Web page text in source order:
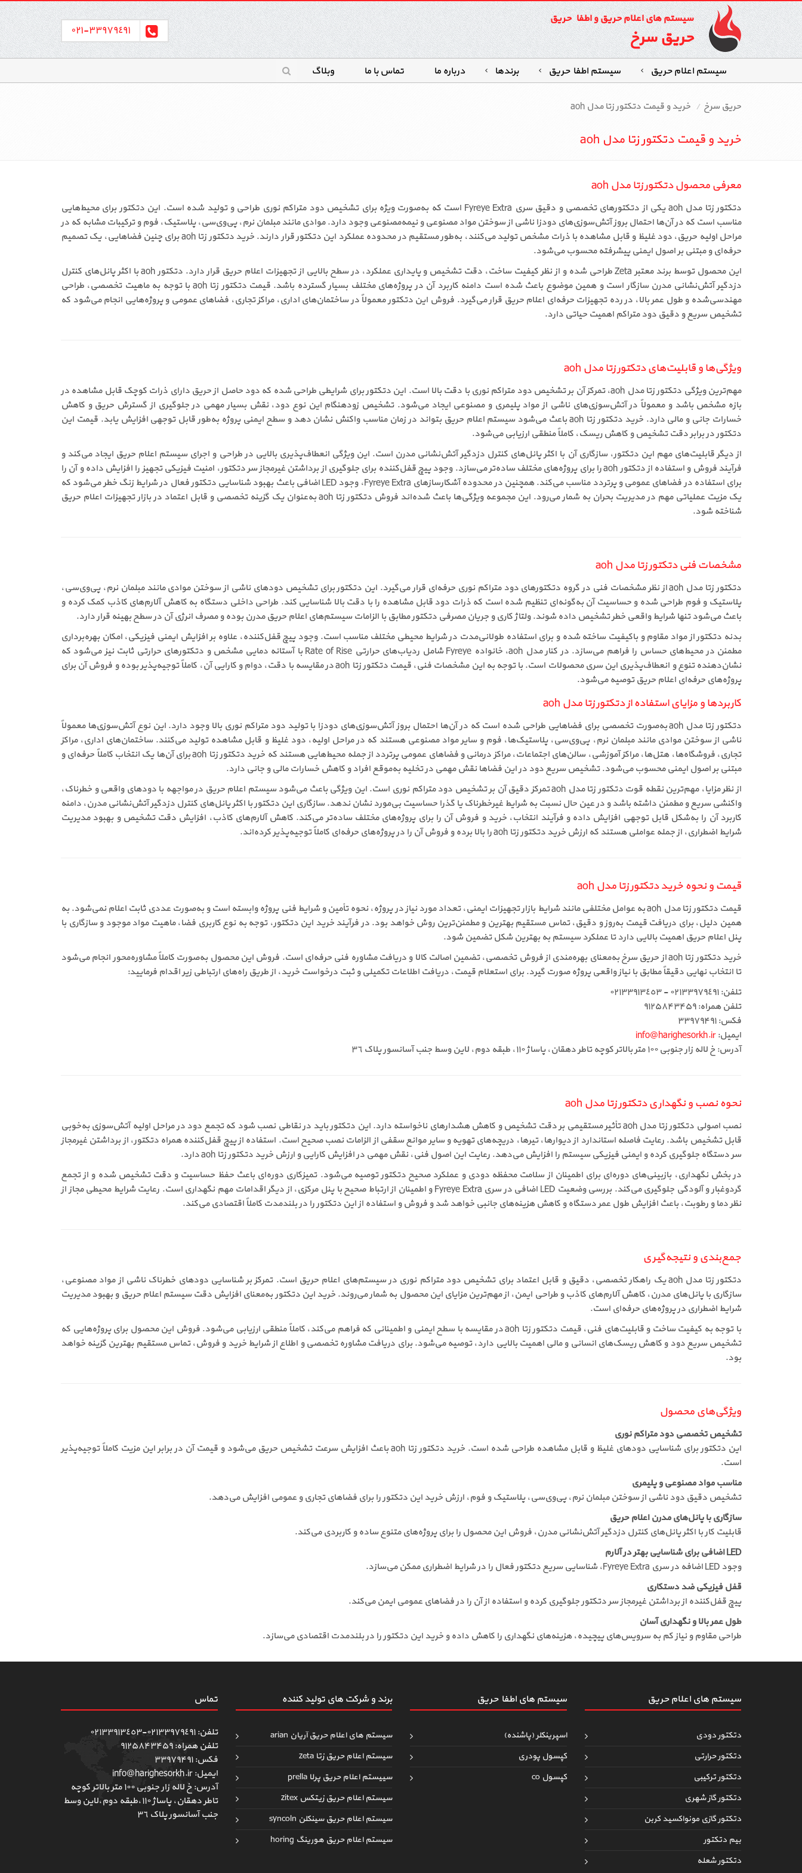
سیستم های اعلام حریق و اطفاء حریق
حریق سرخ ٣٣٩٧٩٤٩١-٠٢١
سیستم اعلام حریق سیستم اطفاءحریق برندها درباره ما تماس با ما وبلاگ
حریق سرخ خرید و قیمت دتکتور زتا مدل aoh
خرید و قیمت دتکتور زتا مدل aoh
معرفی محصول دتکتور زتا مدل aoh
دتکتور زتا مدل aoh یکی از دتکتورهای تخصصی و دقیق سری Fyreye Extra است که به‌صورت ویژه برای تشخیص دود متراکم نوری طراحی و تولید شده است. این دتکتور برای محیط‌هایی
مناسب است که در آن‌ها احتمال بروز آتش‌سوزی‌های دودزا ناشی از سوختن مواد مصنوعی و نیمه‌مصنوعی وجود دارد. موادی مانند مبلمان نرم، پی‌وی‌سی، پلاستیک، فوم و ترکیبات مشابه که در
مراحل اولیه حریق، دود غلیظ و قابل مشاهده با ذرات مشخص تولید می‌کنند، به‌طور مستقیم در محدوده عملکرد این دتکتور قرار دارند. خرید دتکتور زتا aoh برای چنین فضاهایی، یک تصمیم
حرفه‌ای و مبتنی بر اصول ایمنی پیشرفته محسوب می‌شود.
این محصول توسط برند معتبر Zeta طراحی شده و از نظر کیفیت ساخت، دقت تشخیص و پایداری عملکرد، در سطح بالایی از تجهیزات اعلام حریق قرار دارد. دتکتور aoh با اکثر پانل‌های کنترل
دزدگیر آتش‌نشانی مدرن سازگار است و همین موضوع باعث شده است دامنه کاربرد آن در پروژه‌های مختلف بسیار گسترده باشد. قیمت دتکتور زتا aoh با توجه به ماهیت تخصصی، طراحی
مهندسی‌شده و طول عمر بالا، در رده تجهیزات حرفه‌ای اعلام حریق قرار می‌گیرد. فروش این دتکتور معمولاً در ساختمان‌های اداری، مراکز تجاری، فضاهای عمومی و پروژه‌هایی انجام می‌شود که
تشخیص سریع و دقیق دود متراکم اهمیت حیاتی دارد.
ویژگی‌ها و قابلیت‌های دتکتور زتا مدل aoh
مهم‌ترین ویژگی دتکتور زتا مدل aoh، تمرکز آن بر تشخیص دود متراکم نوری با دقت بالا است. این دتکتور برای شرایطی طراحی شده که دود حاصل از حریق دارای ذرات کوچک قابل مشاهده در
بازه مشخص باشد و معمولاً در آتش‌سوزی‌های ناشی از مواد پلیمری و مصنوعی ایجاد می‌شود. تشخیص زودهنگام این نوع دود، نقش بسیار مهمی در جلوگیری از گسترش حریق و کاهش
خسارات جانی و مالی دارد. خرید دتکتور زتا aoh باعث می‌شود سیستم اعلام حریق بتواند در زمان مناسب واکنش نشان دهد و سطح ایمنی پروژه به‌طور قابل توجهی افزایش یابد. قیمت این
دتکتور در برابر دقت تشخیص و کاهش ریسک، کاملاً منطقی ارزیابی می‌شود.
از دیگر قابلیت‌های مهم این دتکتور، سازگاری آن با اکثر پانل‌های کنترل دزدگیر آتش‌نشانی مدرن است. این ویژگی انعطاف‌پذیری بالایی در طراحی و اجرای سیستم اعلام حریق ایجاد می‌کند و
فرآیند فروش و استفاده از دتکتور aoh را برای پروژه‌های مختلف ساده‌تر می‌سازد. وجود پیچ قفل‌کننده برای جلوگیری از برداشتن غیرمجاز سر دتکتور، امنیت فیزیکی تجهیز را افزایش داده و آن را
برای استفاده در فضاهای عمومی و پرتردد مناسب می‌کند. همچنین در محدوده آشکارسازهای Fyreye Extra، وجود LED اضافی باعث بهبود شناسایی دتکتور فعال در شرایط زنگ خطر می‌شود که
یک مزیت عملیاتی مهم در مدیریت بحران به شمار می‌رود. این مجموعه ویژگی‌ها باعث شده‌اند فروش دتکتور زتا aoh به‌عنوان یک گزینه تخصصی و قابل اعتماد در بازار تجهیزات اعلام حریق
شناخته شود.
مشخصات فنی دتکتور زتا مدل aoh
دتکتور زتا مدل aoh از نظر مشخصات فنی در گروه دتکتورهای دود متراکم نوری حرفه‌ای قرار می‌گیرد. این دتکتور برای تشخیص دودهای ناشی از سوختن موادی مانند مبلمان نرم، پی‌وی‌سی،
پلاستیک و فوم طراحی شده و حساسیت آن به‌گونه‌ای تنظیم شده است که ذرات دود قابل مشاهده را با دقت بالا شناسایی کند. طراحی داخلی دستگاه به کاهش آلارم‌های کاذب کمک کرده و
باعث می‌شود تنها شرایط واقعی خطر تشخیص داده شوند. ولتاژ کاری و جریان مصرفی دتکتور مطابق با الزامات سیستم‌های اعلام حریق مدرن بوده و مصرف انرژی آن در سطح بهینه قرار دارد.
بدنه دتکتور از مواد مقاوم و باکیفیت ساخته شده و برای استفاده طولانی‌مدت در شرایط محیطی مختلف مناسب است. وجود پیچ قفل‌کننده، علاوه بر افزایش ایمنی فیزیکی، امکان بهره‌برداری
مطمئن در محیط‌های حساس را فراهم می‌سازد. در کنار مدل aoh، خانواده Fyreye شامل ردیاب‌های حرارتی Rate of Rise با آستانه دمایی مشخص و دتکتورهای حرارتی ثابت نیز می‌شود که
نشان‌دهنده تنوع و انعطاف‌پذیری این سری محصولات است. با توجه به این مشخصات فنی، قیمت دتکتور زتا aoh در مقایسه با دقت، دوام و کارایی آن، کاملاً توجیه‌پذیر بوده و فروش آن برای
پروژه‌های حرفه‌ای اعلام حریق توصیه می‌شود.
کاربردها و مزایای استفاده از دتکتور زتا مدل aoh
دتکتور زتا مدل aoh به‌صورت تخصصی برای فضاهایی طراحی شده است که در آن‌ها احتمال بروز آتش‌سوزی‌های دودزا با تولید دود متراکم نوری بالا وجود دارد. این نوع آتش‌سوزی‌ها معمولاً
ناشی از سوختن موادی مانند مبلمان نرم، پی‌وی‌سی، پلاستیک‌ها، فوم و سایر مواد مصنوعی هستند که در مراحل اولیه، دود غلیظ و قابل مشاهده تولید می‌کنند. ساختمان‌های اداری، مراکز
تجاری، فروشگاه‌ها، هتل‌ها، مراکز آموزشی، سالن‌های اجتماعات، مراکز درمانی و فضاهای عمومی پرتردد از جمله محیط‌هایی هستند که خرید دتکتور زتا aoh برای آن‌ها یک انتخاب کاملاً حرفه‌ای و
مبتنی بر اصول ایمنی محسوب می‌شود. تشخیص سریع دود در این فضاها نقش مهمی در تخلیه به‌موقع افراد و کاهش خسارات مالی و جانی دارد.
از نظر مزایا، مهم‌ترین نقطه قوت دتکتور زتا مدل aoh تمرکز دقیق آن بر تشخیص دود متراکم نوری است. این ویژگی باعث می‌شود سیستم اعلام حریق در مواجهه با دودهای واقعی و خطرناک،
واکنشی سریع و مطمئن داشته باشد و در عین حال نسبت به شرایط غیرخطرناک یا گذرا حساسیت بی‌مورد نشان ندهد. سازگاری این دتکتور با اکثر پانل‌های کنترل دزدگیر آتش‌نشانی مدرن، دامنه
کاربرد آن را به‌شکل قابل توجهی افزایش داده و فرآیند انتخاب، خرید و فروش آن را برای پروژه‌های مختلف ساده‌تر می‌کند. کاهش آلارم‌های کاذب، افزایش دقت تشخیص و بهبود مدیریت
شرایط اضطراری، از جمله عواملی هستند که ارزش خرید دتکتور زتا aoh را بالا برده و فروش آن را در پروژه‌های حرفه‌ای کاملاً توجیه‌پذیر کرده‌اند.
قیمت و نحوه خرید دتکتور زتا مدل aoh
قیمت دتکتور زتا مدل aoh به عوامل مختلفی مانند شرایط بازار تجهیزات ایمنی، تعداد مورد نیاز در پروژه، نحوه تأمین و شرایط فنی پروژه وابسته است و به‌صورت عددی ثابت اعلام نمی‌شود. به
همین دلیل، برای دریافت قیمت به‌روز و دقیق، تماس مستقیم بهترین و مطمئن‌ترین روش خواهد بود. در فرآیند خرید این دتکتور، توجه به نوع کاربری فضا، ماهیت مواد موجود و سازگاری با
پنل اعلام حریق اهمیت بالایی دارد تا عملکرد سیستم به بهترین شکل تضمین شود.
خرید دتکتور زتا aoh از حریق سرخ به‌معنای بهره‌مندی از فروش تخصصی، تضمین اصالت کالا و دریافت مشاوره فنی حرفه‌ای است. فروش این محصول به‌صورت کاملاً مشاوره‌محور انجام می‌شود
تا انتخاب نهایی دقیقاً مطابق با نیاز واقعی پروژه صورت گیرد. برای استعلام قیمت، دریافت اطلاعات تکمیلی و ثبت درخواست خرید، از طریق راه‌های ارتباطی زیر اقدام فرمایید:
تلفن: ٠٢١٣٣٩٧٩٤٩١ - ٠٢١٣٣٩١٣٤٥٣
تلفن همراه: ۹۱۲۵۸۴۳۴۵۹
فکس: ۳۳۹۷۹۴۹۱
ایمیل:info@harighesorkh.ir
آدرس: خ لاله زار جنوبی ١٠٠ متر بالاتر کوچه تاطر دهقان، پاساژ ١١٠، طبقه دوم، لاین وسط جنب آسانسور پلاک ٣٦
نحوه نصب و نگهداری دتکتور زتا مدل aoh
نصب اصولی دتکتور زتا مدل aoh تأثیر مستقیمی بر دقت تشخیص و کاهش هشدارهای ناخواسته دارد. این دتکتور باید در نقاطی نصب شود که تجمع دود در مراحل اولیه آتش‌سوزی به‌خوبی
قابل تشخیص باشد. رعایت فاصله استاندارد از دیوارها، تیرها، دریچه‌های تهویه و سایر موانع سقفی از الزامات نصب صحیح است. استفاده از پیچ قفل‌کننده همراه دتکتور، از برداشتن غیرمجاز
سر دستگاه جلوگیری کرده و ایمنی فیزیکی سیستم را افزایش می‌دهد. رعایت این اصول فنی، نقش مهمی در افزایش کارایی و ارزش خرید دتکتور زتا aoh دارد.
در بخش نگهداری، بازبینی‌های دوره‌ای برای اطمینان از سلامت محفظه دودی و عملکرد صحیح دتکتور توصیه می‌شود. تمیزکاری دوره‌ای باعث حفظ حساسیت و دقت تشخیص شده و از تجمع
گردوغبار و آلودگی جلوگیری می‌کند. بررسی وضعیت LED اضافی در سری Fyreye Extra و اطمینان از ارتباط صحیح با پنل مرکزی، از دیگر اقدامات مهم نگهداری است. رعایت شرایط محیطی مجاز از
نظر دما و رطوبت، باعث افزایش طول عمر دستگاه و کاهش هزینه‌های جانبی خواهد شد و فروش و استفاده از این دتکتور را در بلندمدت کاملاً اقتصادی می‌کند.
جمع‌بندی و نتیجه‌گیری
دتکتور زتا مدل aoh یک راهکار تخصصی، دقیق و قابل اعتماد برای تشخیص دود متراکم نوری در سیستم‌های اعلام حریق است. تمرکز بر شناسایی دودهای خطرناک ناشی از مواد مصنوعی،
سازگاری با پانل‌های مدرن، کاهش آلارم‌های کاذب و طراحی ایمن، از مهم‌ترین مزایای این محصول به شمار می‌روند. خرید این دتکتور به‌معنای افزایش دقت سیستم اعلام حریق و بهبود مدیریت
شرایط اضطراری در پروژه‌های حرفه‌ای است.
با توجه به کیفیت ساخت و قابلیت‌های فنی، قیمت دتکتور زتا aoh در مقایسه با سطح ایمنی و اطمینانی که فراهم می‌کند، کاملاً منطقی ارزیابی می‌شود. فروش این محصول برای پروژه‌هایی که
تشخیص سریع دود و کاهش ریسک‌های انسانی و مالی اهمیت بالایی دارد، توصیه می‌شود. برای دریافت مشاوره تخصصی و اطلاع از شرایط خرید و فروش، تماس مستقیم بهترین گزینه خواهد
بود.
ویژگی‌های محصول
تشخیص تخصصی دود متراکم نوری
این دتکتور برای شناسایی دودهای غلیظ و قابل مشاهده طراحی شده است. خرید دتکتور زتا aoh باعث افزایش سرعت تشخیص حریق می‌شود و قیمت آن در برابر این مزیت کاملاً توجیه‌پذیر
است.
مناسب مواد مصنوعی و پلیمری
تشخیص دقیق دود ناشی از سوختن مبلمان نرم، پی‌وی‌سی، پلاستیک و فوم، ارزش خرید این دتکتور را برای فضاهای تجاری و عمومی افزایش می‌دهد.
سازگاری با پانل‌های مدرن اعلام حریق
قابلیت کار با اکثر پانل‌های کنترل دزدگیر آتش‌نشانی مدرن، فروش این محصول را برای پروژه‌های متنوع ساده و کاربردی می‌کند.
LED اضافی برای شناسایی بهتر در آلارم
وجود LED اضافه در سری Fyreye Extra، شناسایی سریع دتکتور فعال را در شرایط اضطراری ممکن می‌سازد.
قفل فیزیکی ضد دستکاری
پیچ قفل‌کننده از برداشتن غیرمجاز سر دتکتور جلوگیری کرده و استفاده از آن را در فضاهای عمومی ایمن می‌کند.
طول عمر بالا و نگهداری آسان
طراحی مقاوم و نیاز کم به سرویس‌های پیچیده، هزینه‌های نگهداری را کاهش داده و خرید این دتکتور را در بلندمدت اقتصادی می‌سازد.
سیستم های اعلام حریق
دتکتور دودی
دتکتور حرارتی
دتکتور ترکیبی
دتکتور گاز شهری
دتکتور گازی مونواکسید کربن
بیم دتکتور
دتکتور شعله
سیستم های اطفاءحریق
اسپرینکلر (پاشنده)
کپسول پودری
کپسول co
برند و شرکت های تولید کننده
سیستم های اعلام حریق آریان arian
سیستم اعلام حریق زتا zeta
سییستم اعلام حریق پرلا prella
سیستم اعلام حریق زیتکس zitex
سیستم اعلام حریق سینکلن syncoln
سیستم اعلام حریق هورینگ horing
تماس
تلفن: ٠٢١٣٣٩٧٩٤٩١-٠٢١٣٣٩١٣٤٥٣
تلفن همراه: ۹۱۲۵۸۴۳۴۵۹
فکس: ۳۳۹۷۹۴۹۱
ایمیل: info@harighesorkh.ir
آدرس: خ لاله زار جنوبی ١٠٠ متر بالاتر کوچه
تاطر دهقان، پاساژ ١١٠،طبقه دوم،لاین وسط
جنب آسانسور پلاک ٣٦